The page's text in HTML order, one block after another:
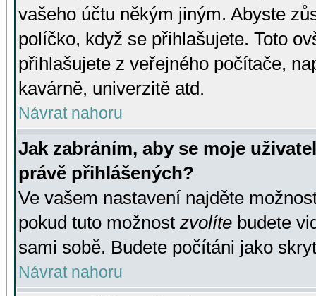
vašeho účtu někým jiným. Abyste
políčko, když se přihlašujete. Toto
přihlašujete z veřejného počítače,
kavárně, univerzitě atd.
Návrat nahoru
Jak zabráním, aby se moje
právě přihlášených?
Ve vašem nastavení najděte
pokud tuto možnost zvolíte budete
sami sobě. Budete počítáni jako
Návrat nahoru